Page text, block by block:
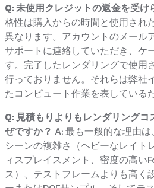
Q: 未使用クレジットの返金を受け
格性は購入からの時間と使用され
異なります。アカウントのメール
サポートに連絡していただき、ケ
す。完了したレンダリングで使用
行っておりません。それらは弊社
たコンピュート作業を表している
Q: 見積もりよりもレンダリング
ぜですか？ A: 最も一般的な理由
シーンの複雑さ（ヘビーなレイト
ィスプレイスメント、密度の高い
ス）、テストフレームよりも高く